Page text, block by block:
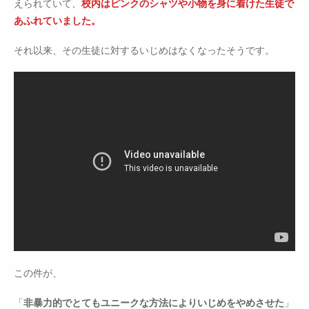
えられていて、 校内はピンクのシャツや小物を身に着けた生徒で
あふれていました。
それ以来、その生徒に対するいじめはなくなったそうです。
この件が、
「 非暴力的でとてもユニークな方法によりいじめをやめさせた 」